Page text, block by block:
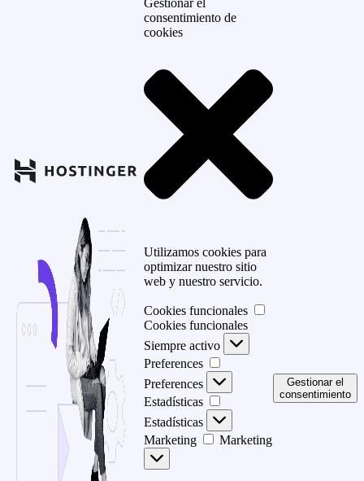
Gestionar el
consentimiento de
cookies
Utilizamos cookies para
optimizar nuestro sitio
web y nuestro servicio.
Cookies funcionales
Cookies funcionales
Siempre activo
Preferences
Preferences
Estadísticas
Estadísticas
Marketing
Marketing
Gestionar el
consentimiento